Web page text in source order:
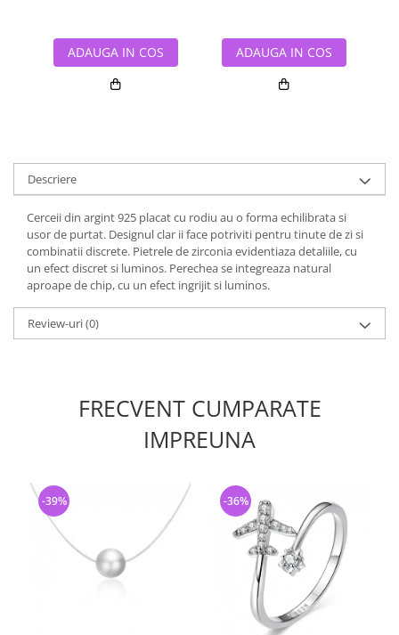
ADAUGA IN COS ADAUGA IN COS
Descriere
Cerceii din argint 925 placat cu rodiu au o forma echilibrata si
usor de purtat. Designul clar ii face potriviti pentru tinute de zi si
combinatii discrete. Pietrele de zirconia evidentiaza detaliile, cu
un efect discret si luminos. Perechea se integreaza natural
aproape de chip, cu un efect ingrijit si luminos.
Review-uri(0)
FRECVENT CUMPARATE
IMPREUNA
-39% -36%